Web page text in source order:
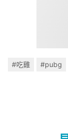
#吃雞 #pubg